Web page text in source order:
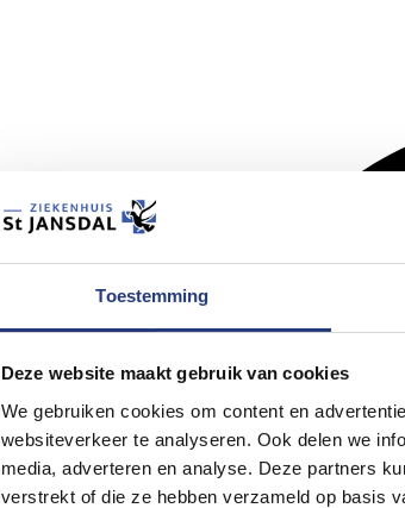
Toestemming
Deze website maakt gebruik van cookies
We gebruiken cookies om content en
websiteverkeer te analyseren. Ook delen we
media, adverteren en analyse. Deze partners
verstrekt of die ze hebben verzameld op basis